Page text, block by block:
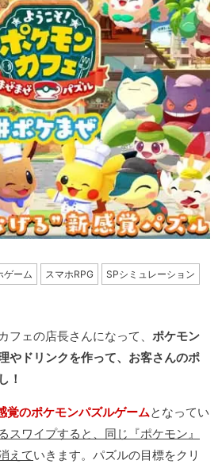
ゲーム スマホRPG SPシミュレーション
フェの店長さんになって、 ポケモン
やドリンクを作って、お客さんのポ
！
覚のポケモンパズルゲームとなってい
スワイプすると、同じ『ポケモン』
えていきます。パズルの目標をクリ